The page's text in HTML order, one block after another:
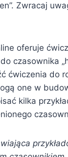
Zwracaj
oferuje
czasownika
ćwiczenia do
one w
kilka